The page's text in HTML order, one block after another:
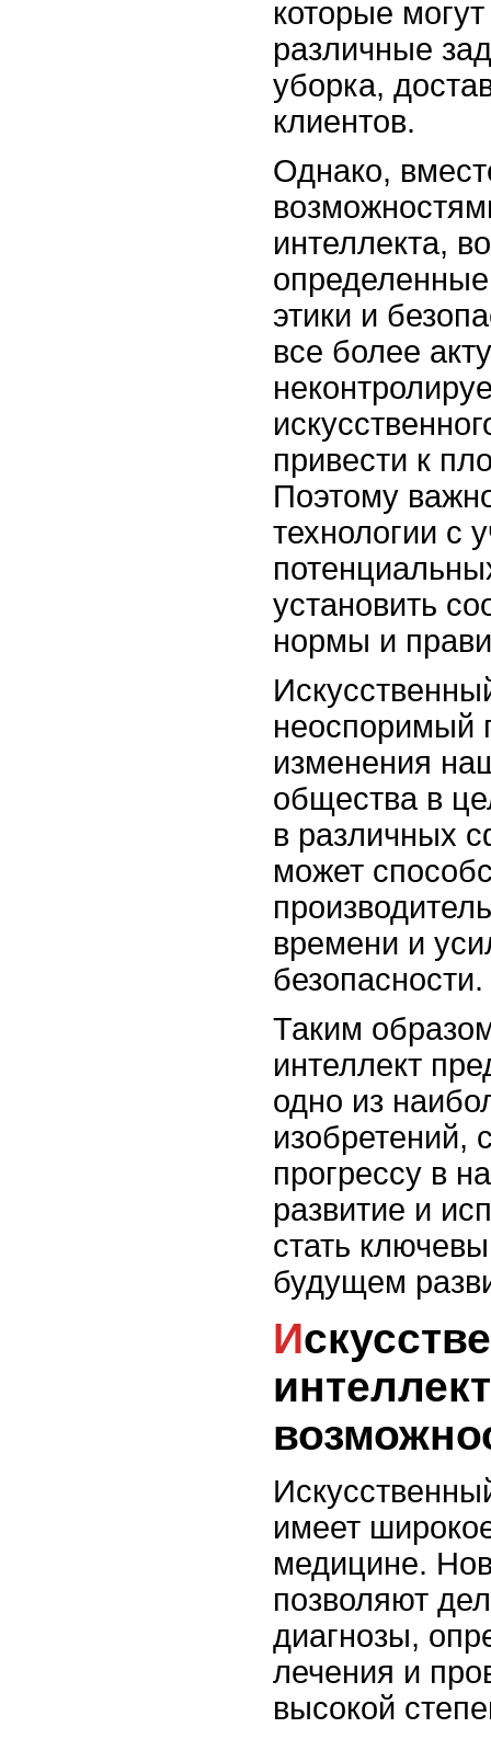
которые
различные
уборка,
клиентов.
Однако,
интеллекта,
этики и
все более
привести к
Поэтому
технологии с
установить
нормы и
неоспоримый
изменения
общества в
в различных
может
времени и
безопасности.
Таким
интеллект
одно из
изобретений,
прогрессу в
развитие и
стать
будущем
Искусственный
имеет
медицине.
позволяют
диагнозы,
лечения и
высокой